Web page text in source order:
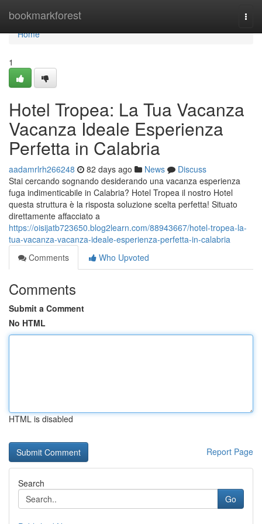
bookmarkforest
Home
Home
1
Hotel Tropea: La Tua Vacanza
Vacanza Ideale Esperienza
Perfetta in Calabria
aadamrlrh266248 82 days ago News
Discuss
Stai cercando sognando desiderando una vacanza esperienza
fuga indimenticabile in Calabria? Hotel Tropea il nostro Hotel
questa struttura è la risposta soluzione scelta perfetta! Situato
direttamente affacciato a
https://oisijatb723650.blog2learn.com/88943667/hotel-tropea-la-
tua-vacanza-vacanza-ideale-esperienza-perfetta-in-calabria
Comments
Who Upvoted
Comments
Submit a Comment
No HTML
HTML is disabled
Report Page
Search
Go